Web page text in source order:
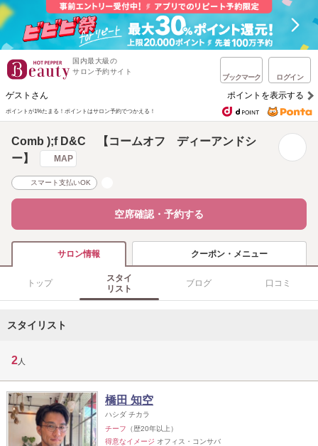
国内最大級の
サロン予約サイト
ブックマーク ログイン
ゲストさん ポイントを表示する
ポイントが1%たまる！ ポイントはサロン予約でつかえる！
Comb );f D&C 【コームオフ ディーアンドシ
ー】
MAP
スマート支払いOK
空席確認・予約する
サロン情報 クーポン・メニュー
トップ
スタイ
リスト
ブログ 口コミ
スタイリスト
2 人
橋田 知空
ハシダ チカラ
チーフ （歴20年以上）
得意なイメージ オフィス・コンサバ